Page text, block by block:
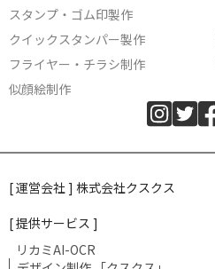
スタンプ・ゴム印製作
クイックスタンパー製作
フライヤー・チラシ制作
似顔絵制作
[ 運営会社 ] 株式会社クスクス
[ 提供サービス ]
リカミAI-OCR